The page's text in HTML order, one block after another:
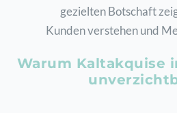
gezielten Botschaft
Kunden verstehen und
Warum Kaltakquise